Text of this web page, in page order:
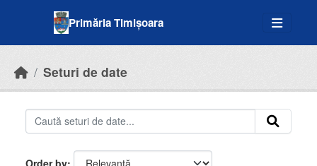
Primăria Timișoara
Seturi de date
Order by